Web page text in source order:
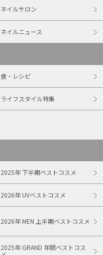
ネイルサロン
ネイルニュース
食・レシピ
ライフスタイル特集
2025年 下半期ベストコスメ
2026年 UVベストコスメ
2026年 MEN 上半期ベストコスメ
2025年 GRAND 年間ベストコス